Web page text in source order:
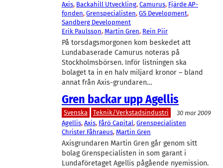
Axis, Backahill Utveckling, Camurus, Fjärde AP-
fonden, Grenspecialisten, GS Development
Sandberg Development
Erik Paulsson, Martin Gren, Rein Piir
På torsdagsmorgonen kom beskedet att
Lundabaserade Camurus noteras på
Stockholmsbörsen. Inför listningen ska
bolaget ta in en halv miljard kronor – bland
annat från Axis-grundaren…
Gren backar upp Agellis
Svenska Teknik/Verkstadsindustri
30 mar 2009
Agellis, Axis, Fårö Capital, Grenspecialisten
Christer Fåhraeus, Martin Gren
Axisgrundaren Martin Gren går genom sitt
bolag Grenspecialisten in som garant i
Lundaföretaget Agellis pågående nyemission.